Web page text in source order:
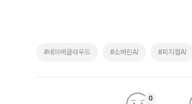
#네이버클라우드 #소버린AI #피지컬AI
0